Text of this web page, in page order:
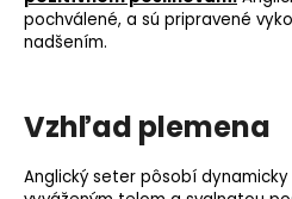
pochválené, a sú pripravené
nadšením.
Vzhľad plemena
Anglický seter pôsobí